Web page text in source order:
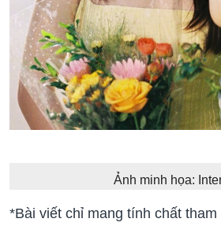
Ảnh minh họa:
*Bài viết chỉ mang tính chất tham